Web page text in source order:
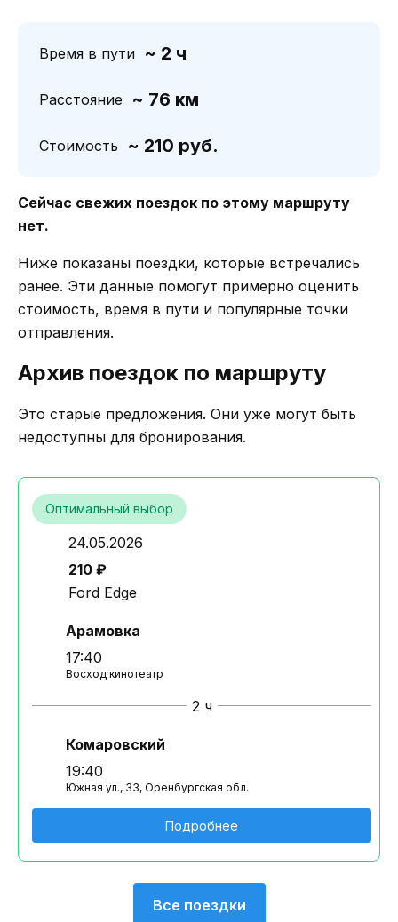
Время в пути ~ 2 ч
Расстояние ~ 76 км
Стоимость ~ 210 руб.
Сейчас свежих поездок по этому маршруту
нет.
Ниже показаны поездки, которые встречались
ранее. Эти данные помогут примерно оценить
стоимость, время в пути и популярные точки
отправления.
Архив поездок по маршруту
Это старые предложения. Они уже могут быть
недоступны для бронирования.
Оптимальный выбор
24.05.2026
210 ₽
Ford Edge
Арамовка
17:40
Восход кинотеатр
2 ч
Комаровский
19:40
Южная ул., 33, Оренбургская обл.
Подробнее
Все поездки